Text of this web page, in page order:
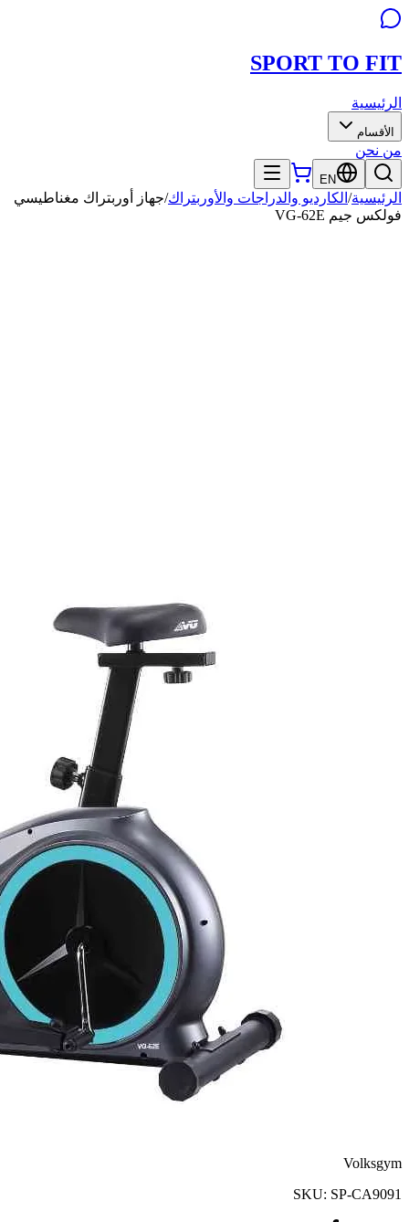
SPORT TO FIT
الرئيسية
الأقسام
من نحن
EN
الرئيسية/ الكارديو والدراجات والأوربتراك/جهاز أوربتراك مغناطيسي
فولكس جيم VG-62E
Volksgym
SKU: SP-CA9091